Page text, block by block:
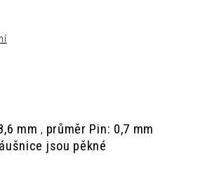
mm, průměr Pin: 0,7 mm
jsou pěkné